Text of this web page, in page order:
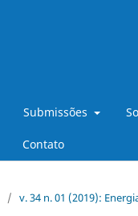
Submissões
Contato
/ v. 34 n. 01 (2019):